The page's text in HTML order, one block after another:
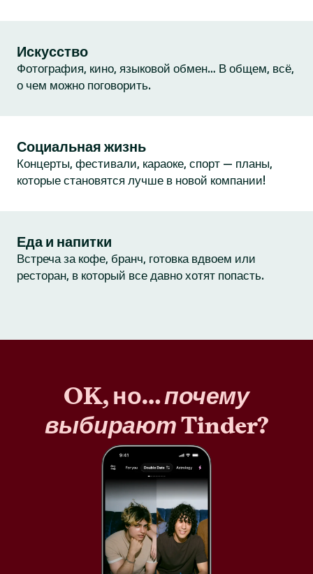
Искусство
Фотография, кино, языковой обмен… В общем, всё,
о чем можно поговорить.
Социальная жизнь
Концерты, фестивали, караоке, спорт — планы,
которые становятся лучше в новой компании!
Еда и напитки
Встреча за кофе, бранч, готовка вдвоем или
ресторан, в который все давно хотят попасть.
OK, но…почему
выбираютTinder?